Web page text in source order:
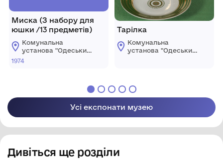
Миска (З набору для
юшки /13 предметів)
Комунальна
установа "Одеський
національний
1974
Тарілка
Комунальна
установа "Одеський
Усі експонати музею
Дивіться ще розділи